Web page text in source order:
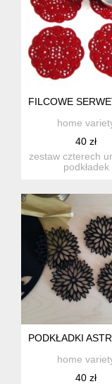
FILCOWE
home
40 zł
zestaw czterech
podkładek
PODKŁADKI
home
40 zł